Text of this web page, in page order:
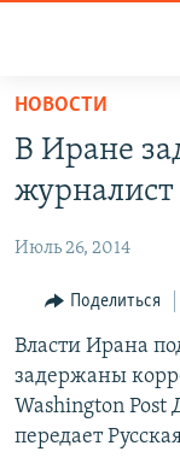
Перейти
основному
содержанию
Перейти
навигации
Перейти
поиску
НОВОСТИ
ПОЛИТИКА
ОБЩЕСТВО
ЭКОНОМИКА
РЕГИОН
НАГОРНЫЙ
КУЛЬТУРА
НОВОСТИ
В Иране
Июль 26, 2014
Поделиться
Власти Ирана
задержаны
Washington Post
передает